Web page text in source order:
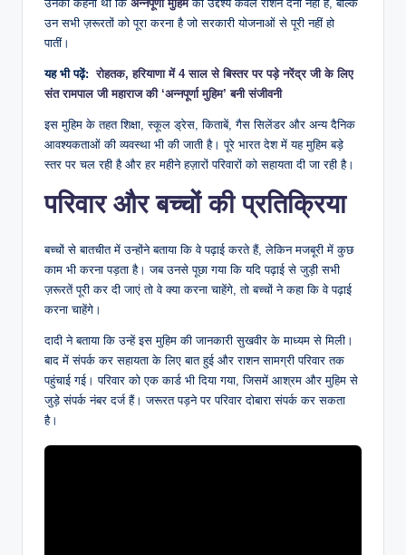
उनका कहना था कि अन्नपूर्णा मुहिमका उद्देश्य केवल राशन देना नहीं है, बल्कि
उन सभी ज़रूरतों को पूरा करना है जो सरकारी योजनाओं से पूरी नहीं हो
पातीं।
यह भी पढ़ें:रोहतक,​ हरियाणा में 4 साल से बिस्तर पर पड़े नरेंद्र जी के लिए
संत रामपाल जी महाराज की ‘अन्नपूर्णा मुहिम’ बनी संजीवनी
इस मुहिम के तहत शिक्षा, स्कूल ड्रेस, किताबें, गैस सिलेंडर और अन्य दैनिक
आवश्यकताओं की व्यवस्था भी की जाती है। पूरे भारत देश में यह मुहिम बड़े
स्तर पर चल रही है और हर महीने हज़ारों परिवारों को सहायता दी जा रही है।
परिवार और बच्चों की प्रतिक्रिया
बच्चों से बातचीत में उन्होंने बताया कि वे पढ़ाई करते हैं, लेकिन मजबूरी में कुछ
काम भी करना पड़ता है। जब उनसे पूछा गया कि यदि पढ़ाई से जुड़ी सभी
ज़रूरतें पूरी कर दी जाएं तो वे क्या करना चाहेंगे, तो बच्चों ने कहा कि वे पढ़ाई
करना चाहेंगे।
दादी ने बताया कि उन्हें इस मुहिम की जानकारी सुखवीर के माध्यम से मिली।
बाद में संपर्क कर सहायता के लिए बात हुई और राशन सामग्री परिवार तक
पहुंचाई गई। परिवार को एक कार्ड भी दिया गया, जिसमें आश्रम और मुहिम से
जुड़े संपर्क नंबर दर्ज हैं। जरूरत पड़ने पर परिवार दोबारा संपर्क कर सकता
है।